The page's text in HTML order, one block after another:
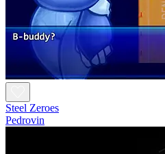
Steel Zeroes
Pedrovin